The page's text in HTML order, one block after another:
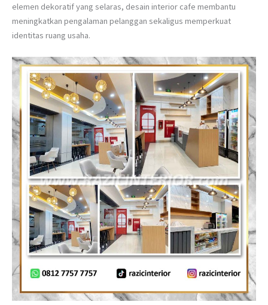
elemen dekoratif yang selaras, desain interior cafe membantu
meningkatkan pengalaman pelanggan sekaligus memperkuat
identitas ruang usaha.